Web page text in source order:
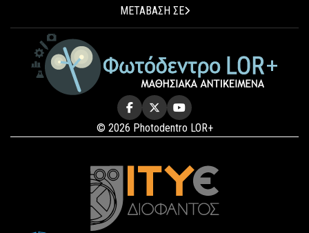
ΜΕΤΑΒΑΣΗ ΣΕ
© 2026 Photodentro LOR+